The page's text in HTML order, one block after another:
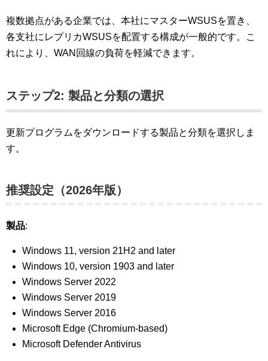
複数拠点がある企業では、本社にマスターWSUSを置き、
各支社にレプリカWSUSを配置する構成が一般的です。こ
れにより、WAN回線の負荷を軽減できます。
ステップ2: 製品と分類の選択
更新プログラムをダウンロードする製品と分類を選択しま
す。
推奨設定（2026年版）
製品:
Windows 11, version 21H2 and later
Windows 10, version 1903 and later
Windows Server 2022
Windows Server 2019
Windows Server 2016
Microsoft Edge (Chromium-based)
Microsoft Defender Antivirus